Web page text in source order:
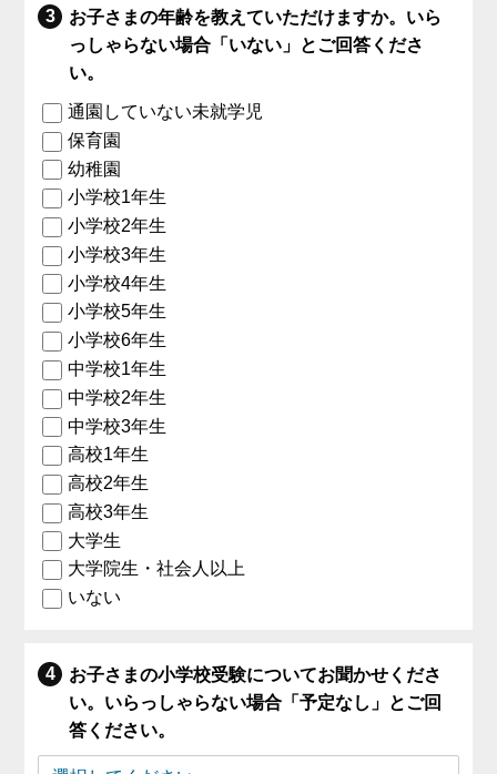
お子さまの年齢を教えていただけますか。いら
っしゃらない場合「いない」とご回答くださ
い。
通園していない未就学児
保育園
幼稚園
小学校1年生
小学校2年生
小学校3年生
小学校4年生
小学校5年生
小学校6年生
中学校1年生
中学校2年生
中学校3年生
高校1年生
高校2年生
高校3年生
大学生
大学院生・社会人以上
いない
お子さまの小学校受験についてお聞かせくださ
い。いらっしゃらない場合「予定なし」とご回
答ください。